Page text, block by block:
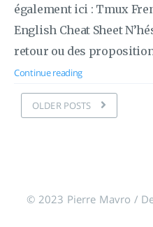
également ici : Tmux
English Cheat Sheet
retour ou des
Continue reading
OLDER POSTS
© 2023 Pierre Mavro /